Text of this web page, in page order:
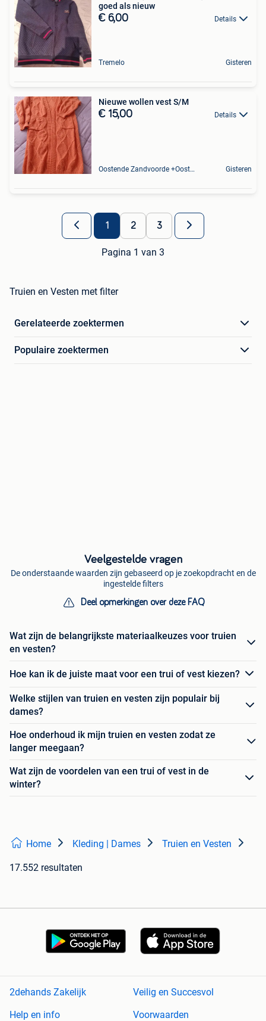
goed als nieuw
€ 6,00 Details
Tremelo Gisteren
Nieuwe wollen vest S/M
€ 15,00 Details
Oostende Zandvoorde +Oostende Gisteren
1 2 3
Pagina 1 van 3
Truien en Vesten met filter
Gerelateerde zoektermen
Populaire zoektermen
Veelgestelde vragen
De onderstaande waarden zijn gebaseerd op je zoekopdracht en de
ingestelde filters
Deel opmerkingen over deze FAQ
Wat zijn de belangrijkste materiaalkeuzes voor truien
en vesten?
Hoe kan ik de juiste maat voor een trui of vest kiezen?
Welke stijlen van truien en vesten zijn populair bij
dames?
Hoe onderhoud ik mijn truien en vesten zodat ze
langer meegaan?
Wat zijn de voordelen van een trui of vest in de
winter?
Home Kleding | Dames Truien en Vesten
17.552 resultaten
2dehands Zakelijk
Veilig en Succesvol
Help en info
Voorwaarden